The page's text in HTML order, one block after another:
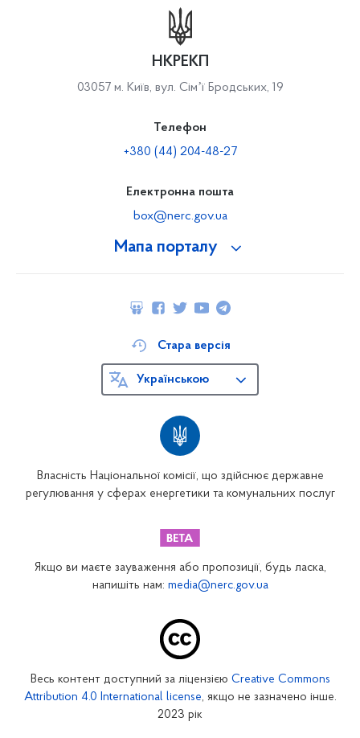
Мапа порталу
НКРЕКП
03057 м. Київ, вул. Сімʼї Бродських, 19
Телефон
+380 (44) 204-48-27
Електронна пошта
box@nerc.gov.ua
Власність Національної комісії, що здійснює державне
регулювання у сферах енергетики та комунальних послуг
Стара версія
Українською
Якщо ви маєте зауваження або пропозиції, будь ласка,
напишіть нам: media@nerc.gov.ua
Весь контент доступний за ліцензією Creative Commons
Attribution 4.0 International license, якщо не зазначено інше.
2023 рік